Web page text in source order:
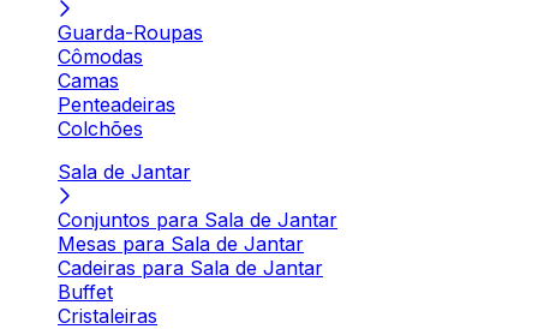
Guarda-Roupas
Cômodas
Camas
Penteadeiras
Colchões
Sala de Jantar
Conjuntos para Sala de Jantar
Mesas para Sala de Jantar
Cadeiras para Sala de Jantar
Buffet
Cristaleiras